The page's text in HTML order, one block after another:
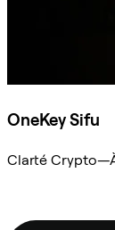
OneKey Sifu
Clarté